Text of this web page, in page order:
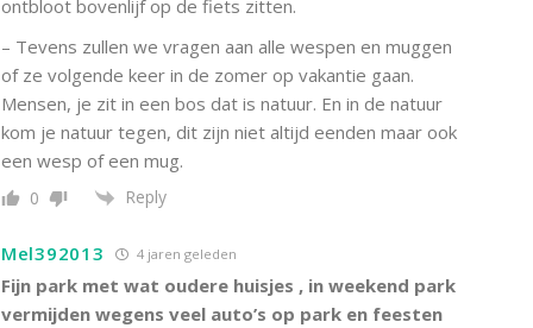
ontbloot bovenlijf op de fiets zitten.
– Tevens zullen we vragen aan alle wespen en muggen
of ze volgende keer in de zomer op vakantie gaan.
Mensen, je zit in een bos dat is natuur. En in de natuur
kom je natuur tegen, dit zijn niet altijd eenden maar ook
een wesp of een mug.
0 Reply
Mel392013 4 jaren geleden
Fijn park met wat oudere huisjes , in weekend park
vermijden wegens veel auto’s op park en feesten